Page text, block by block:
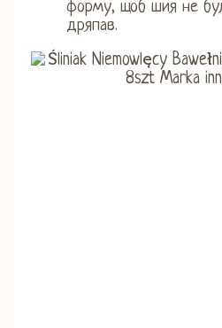
форму, щоб шия не
дряпав.